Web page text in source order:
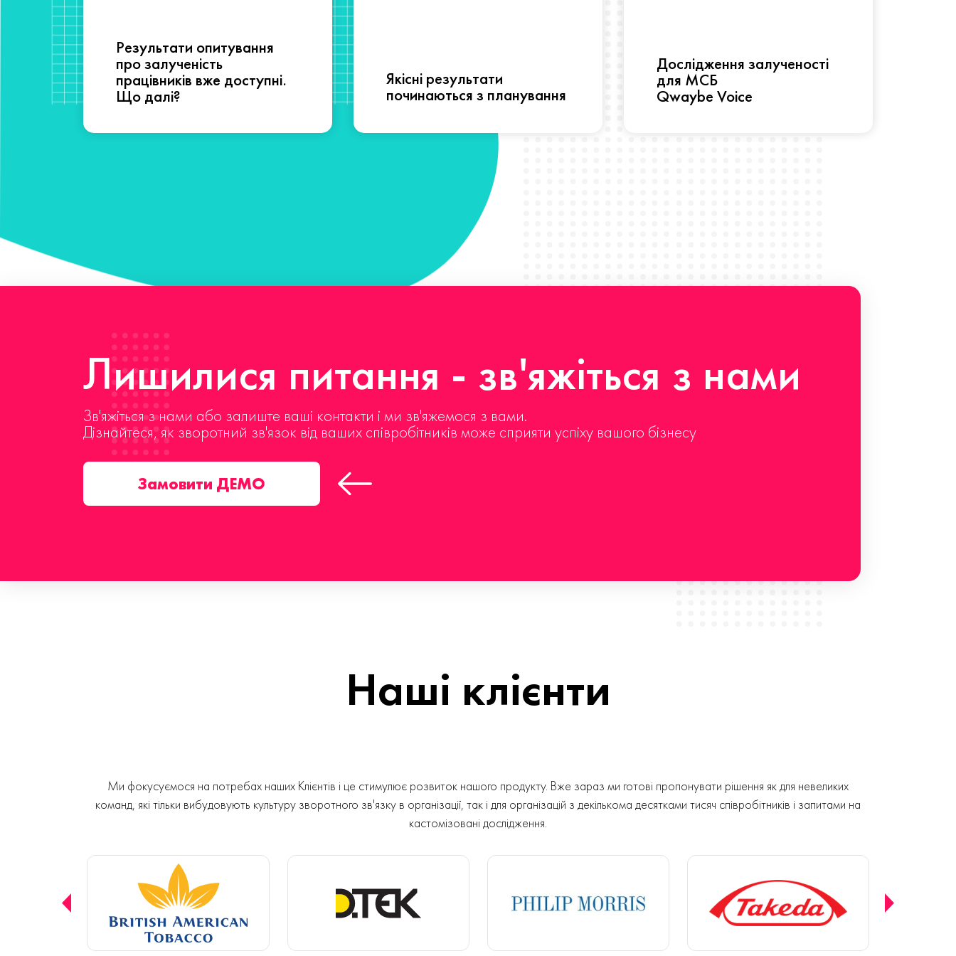
Результати опитування
про залученість
працівників вже доступні.
Що далі?
Якісні результати
починаються з планування
Дослідження залученості
для МСБ
Qwaybe Voice
Лишилися питання - зв'яжіться з нами
Зв'яжіться з нами або залиште ваші контакти і ми зв'яжемося з вами.
Дізнайтеся, як зворотний зв'язок від ваших співробітників може сприяти успіху вашого бізнесу
Замовити ДЕМО
Наші клієнти
Ми фокусуємося на потребах наших Клієнтів і це стимулює розвиток нашого продукту. Вже зараз ми готові пропонувати рішення як для невеликих
команд, які тільки вибудовують культуру зворотного зв'язку в організації, так і для організацій з декількома десятками тисяч співробітників і запитами на
кастомізовані дослідження.